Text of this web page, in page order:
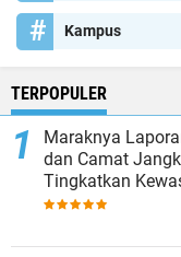
Kampus
TERPOPULER
Maraknya
dan Camat
Tingkatkan